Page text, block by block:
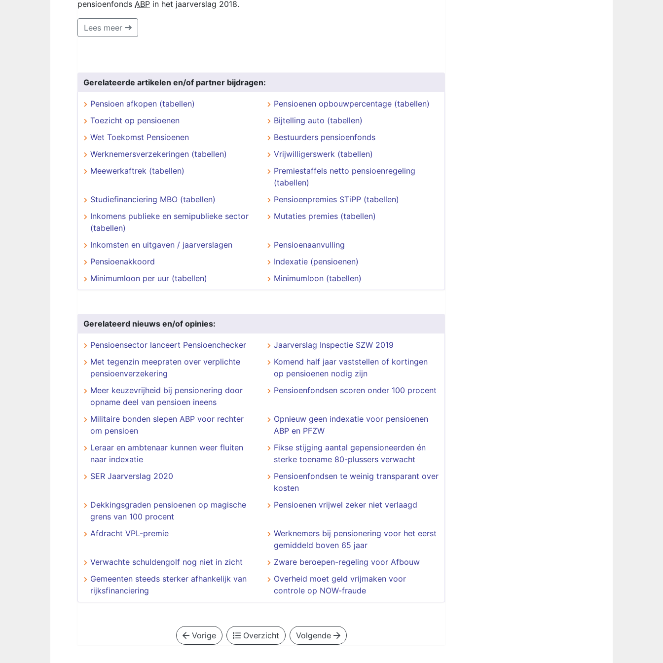
pensioenfonds ABP in het jaarverslag 2018.
Lees meer
Gerelateerde artikelen en/of partner bijdragen:
Pensioen afkopen (tabellen)
Pensioenen opbouwpercentage (tabellen)
Toezicht op pensioenen
Bijtelling auto (tabellen)
Wet Toekomst Pensioenen
Bestuurders pensioenfonds
Werknemersverzekeringen (tabellen)
Vrijwilligerswerk (tabellen)
Meewerkaftrek (tabellen)
Premiestaffels netto pensioenregeling
(tabellen)
Studiefinanciering MBO (tabellen)
Pensioenpremies STiPP (tabellen)
Inkomens publieke en semipublieke sector
(tabellen)
Mutaties premies (tabellen)
Inkomsten en uitgaven / jaarverslagen
Pensioenaanvulling
Pensioenakkoord
Indexatie (pensioenen)
Minimumloon per uur (tabellen)
Minimumloon (tabellen)
Gerelateerd nieuws en/of opinies:
Pensioensector lanceert Pensioenchecker
Jaarverslag Inspectie SZW 2019
Met tegenzin meepraten over verplichte
pensioenverzekering
Komend half jaar vaststellen of kortingen
op pensioenen nodig zijn
Meer keuzevrijheid bij pensionering door
opname deel van pensioen ineens
Pensioenfondsen scoren onder 100 procent
Militaire bonden slepen ABP voor rechter
om pensioen
Opnieuw geen indexatie voor pensioenen
ABP en PFZW
Leraar en ambtenaar kunnen weer fluiten
naar indexatie
Fikse stijging aantal gepensioneerden én
sterke toename 80-plussers verwacht
SER Jaarverslag 2020
Pensioenfondsen te weinig transparant over
kosten
Dekkingsgraden pensioenen op magische
grens van 100 procent
Pensioenen vrijwel zeker niet verlaagd
Afdracht VPL-premie
Werknemers bij pensionering voor het eerst
gemiddeld boven 65 jaar
Verwachte schuldengolf nog niet in zicht
Zware beroepen-regeling voor Afbouw
Gemeenten steeds sterker afhankelijk van
rijksfinanciering
Overheid moet geld vrijmaken voor
controle op NOW-fraude
Vorige Overzicht Volgende